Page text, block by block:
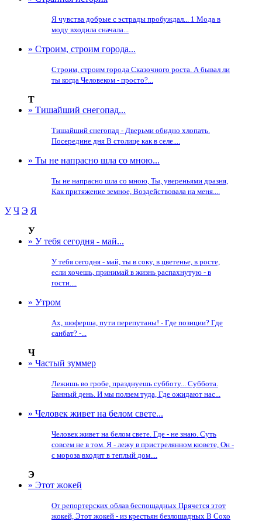
Я чувства добрые с эстрады пробуждал... 1 Мода в
моду входила сначала...
» Строим, строим города...
Строим, строим города Сказочного роста. А бывал ли
ты когда Человеком - просто?...
Т
» Тишайший снегопад...
Тишайший снегопад - Дверьми обидно хлопать.
Посередине дня В столице как в селе....
» Ты не напрасно шла со мною...
Ты не напрасно шла со мною, Ты, увереньями дразня,
Как притяжение земное, Воздействовала на меня....
У Ч Э Я
У
» У тебя сегодня - май...
У тебя сегодня - май, ты в соку, в цветенье, в росте,
если хочешь, принимай в жизнь распахнутую - в
гости....
» Утром
Ах, шоферша, пути перепутаны! - Где позиции? Где
санбат? -...
Ч
» Частый зуммер
Лежишь во гробе, празднуешь субботу... Суббота.
Банный день. И мы ползем туда, Где ожидают нас...
» Человек живет на белом свете...
Человек живет на белом свете. Где - не знаю. Суть
совсем не в том. Я - лежу в пристрелянном кювете, Он -
с мороза входит в теплый дом....
Э
» Этот жокей
От репортерских облав беспощадных Прячется этот
жокей, Этот жокей - из крестьян безлошадных В Сохо